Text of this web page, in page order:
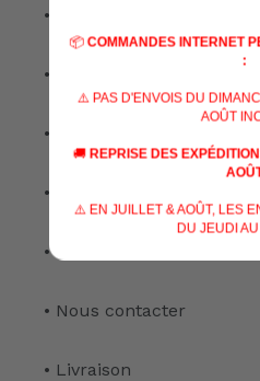
• A propos de nous
• Nos marques
• Nos spécialisations
• Nos services
• Notre atelier
• Nous contacter
• Livraison
📦 COMMANDES INTERNET
:
⚠️ PAS D'ENVOIS DU
AOÛT
🚚 REPRISE DES
⚠️ EN JUILLET & AOÛT, LES
DU JEUDI